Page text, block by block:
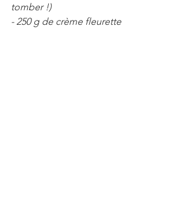
tomber !)
- 250 g de crème fleurette